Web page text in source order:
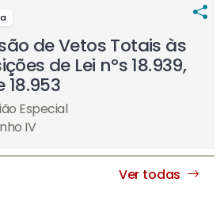
de Vetos Totais às
de Lei nºs 18.939,
18.953
Especial
IV
Ver todas